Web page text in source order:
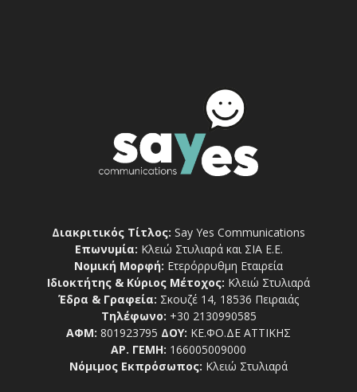
Διακριτικός Τίτλος: Say Yes Communications
Επωνυμία: Κλειώ Στυλιαρά και ΣΙΑ Ε.Ε.
Νομική Μορφή: Ετερόρρυθμη Εταιρεία
Ιδιοκτήτης & Κύριος Μέτοχος: Κλειώ Στυλιαρά
Έδρα & Γραφεία: Σκουζέ 14, 18536 Πειραιάς
Τηλέφωνο: +30 2130990585
ΑΦΜ: 801923795 ΔΟΥ: ΚΕ.ΦΟ.ΔΕ ΑΤΤΙΚΗΣ
ΑΡ. ΓΕΜΗ: 166005009000
Νόμιμος Εκπρόσωπος: Κλειώ Στυλιαρά